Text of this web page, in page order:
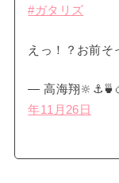
#ガタリズ
えっ！？お前そ
— 高海翔
年11月26日